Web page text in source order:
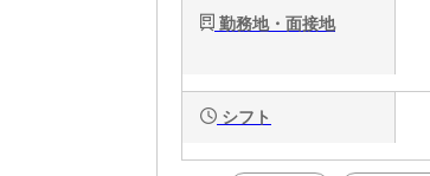
勤務地・面接地
シフト